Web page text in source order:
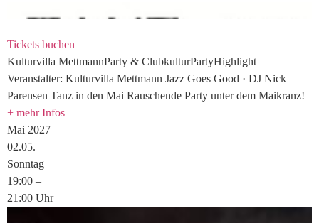
Tickets buchen
Kulturvilla MettmannParty & ClubkulturPartyHighlight
Veranstalter: Kulturvilla Mettmann Jazz Goes Good · DJ Nick
Parensen Tanz in den Mai Rauschende Party unter dem Maikranz!
+ mehr Infos
Mai 2027
02.05.
Sonntag
19:00 –
21:00 Uhr